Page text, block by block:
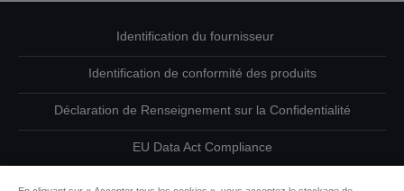
Identification du fournisseur
Identification de conformité des produits
Déclaration de Renseignement sur la Confidentialité
EU Data Act Compliance